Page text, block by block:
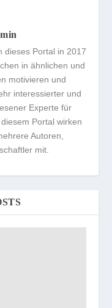
dieses Portal in 2017
in ähnlichen und
motivieren und
interessierter und
Experte für
Portal wirken
Autoren,
mit.